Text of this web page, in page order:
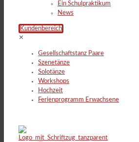
Ein Schulpraktikum
News
Kundenbereich
✕
Gesellschaftstanz Paare
Szenetänze
Solotänze
Workshops
Hochzeit
Ferienprogramm Erwachsene